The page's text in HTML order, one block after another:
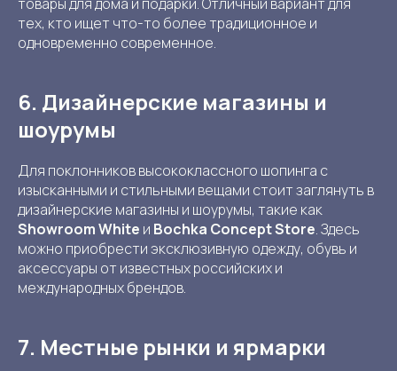
тех, кто ищет что-то более традиционное и
одновременно современное.
6. Дизайнерские магазины и
шоурумы
Для поклонников высококлассного шопинга с
изысканными и стильными вещами стоит заглянуть в
дизайнерские магазины и шоурумы, такие как
Showroom White и Bochka Concept Store. Здесь
можно приобрести эксклюзивную одежду, обувь и
аксессуары от известных российских и
международных брендов.
7. Местные рынки и ярмарки